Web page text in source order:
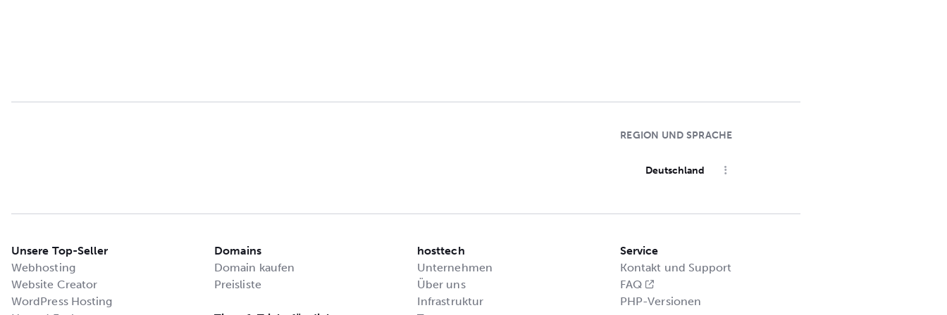
REGION UND SPRACHE
Deutschland
Unsere Top-Seller
Webhosting
Website Creator
WordPress Hosting
Domains
Domain kaufen
Preisliste
hosttech
Unternehmen
Über uns
Infrastruktur
Service
Kontakt und Support
FAQ
PHP-Versionen